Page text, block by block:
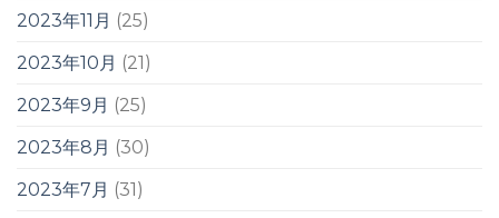
2023年11月 (25)
2023年10月 (21)
2023年9月 (25)
2023年8月 (30)
2023年7月 (31)